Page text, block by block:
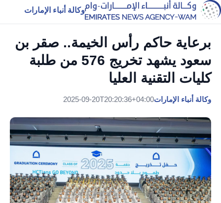
وكالة أنباء الإمارات
برعاية حاكم رأس الخيمة.. صقر بن
سعود يشهد تخريج 576 من طلبة
كليات التقنية العليا
وكالة أنباء الإمارات2025-09-20T20:20:36+04:00